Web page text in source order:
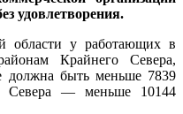
удовлетворения.
области у работающих в
Крайнего Севера,
должна быть меньше 7839
Севера — меньше 10144